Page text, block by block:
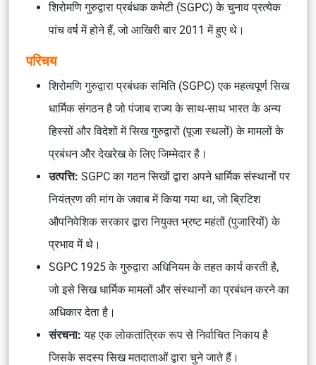
शिरोमणि गुरुद्वारा प्रबंधक कमेटी (SGPC) के चुनाव प्रत्येक
पांच वर्ष में होने हैं, जो आखिरी बार 2011 में हुए थे।
परिचय
शिरोमणि गुरुद्वारा प्रबंधक समिति (SGPC) एक महत्वपूर्ण सिख
धार्मिक संगठन है जो पंजाब राज्य के साथ-साथ भारत के अन्य
हिस्सों और विदेशों में सिख गुरुद्वारों (पूजा स्थलों) के मामलों के
प्रबंधन और देखरेख के लिए जिम्मेदार है।
उत्पत्ति: SGPC का गठन सिखों द्वारा अपने धार्मिक संस्थानों पर
नियंत्रण की मांग के जवाब में किया गया था, जो ब्रिटिश
औपनिवेशिक सरकार द्वारा नियुक्त भ्रष्ट महंतों (पुजारियों) के
प्रभाव में थे।
SGPC 1925 के गुरुद्वारा अधिनियम के तहत कार्य करती है,
जो इसे सिख धार्मिक मामलों और संस्थानों का प्रबंधन करने का
अधिकार देता है।
संरचना:यह एक लोकतांत्रिक रूप से निर्वाचित निकाय है
जिसके सदस्य सिख मतदाताओं द्वारा चुने जाते हैं।